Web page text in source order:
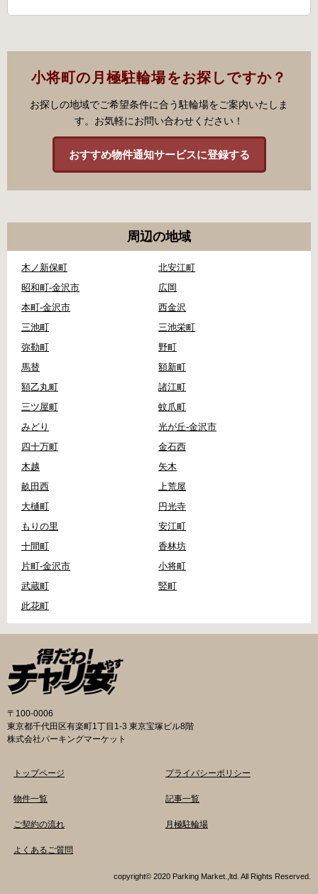
小将町の月極駐輪場をお探しですか？
お探しの地域でご希望条件に合う駐輪場をご案内いたしま
す。お気軽にお問い合わせください！
おすすめ物件通知サービスに登録する
周辺の地域
木ノ新保町
北安江町
昭和町-金沢市
広岡
本町-金沢市
西金沢
三池町
三池栄町
弥勒町
野町
馬替
額新町
額乙丸町
諸江町
三ツ屋町
蚊爪町
みどり
光が丘-金沢市
四十万町
金石西
木越
矢木
畝田西
上荒屋
大樋町
円光寺
もりの里
安江町
十間町
香林坊
片町-金沢市
小将町
武蔵町
竪町
此花町
〒100-0006
東京都千代田区有楽町1丁目1-3 東京宝塚ビル8階
株式会社パーキングマーケット
トップページ
物件一覧
ご契約の流れ
よくあるご質問
プライバシーポリシー
記事一覧
月極駐輪場
copyright© 2020 Parking Market.,ltd. All Rights Reserved.